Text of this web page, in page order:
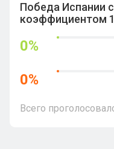
Победа Испании
коэффициентом
0%
0%
Всего